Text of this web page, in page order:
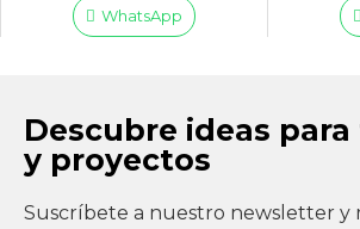
WhatsApp
Descubre ideas
y proyectos
Suscríbete a nuestro newsletter y